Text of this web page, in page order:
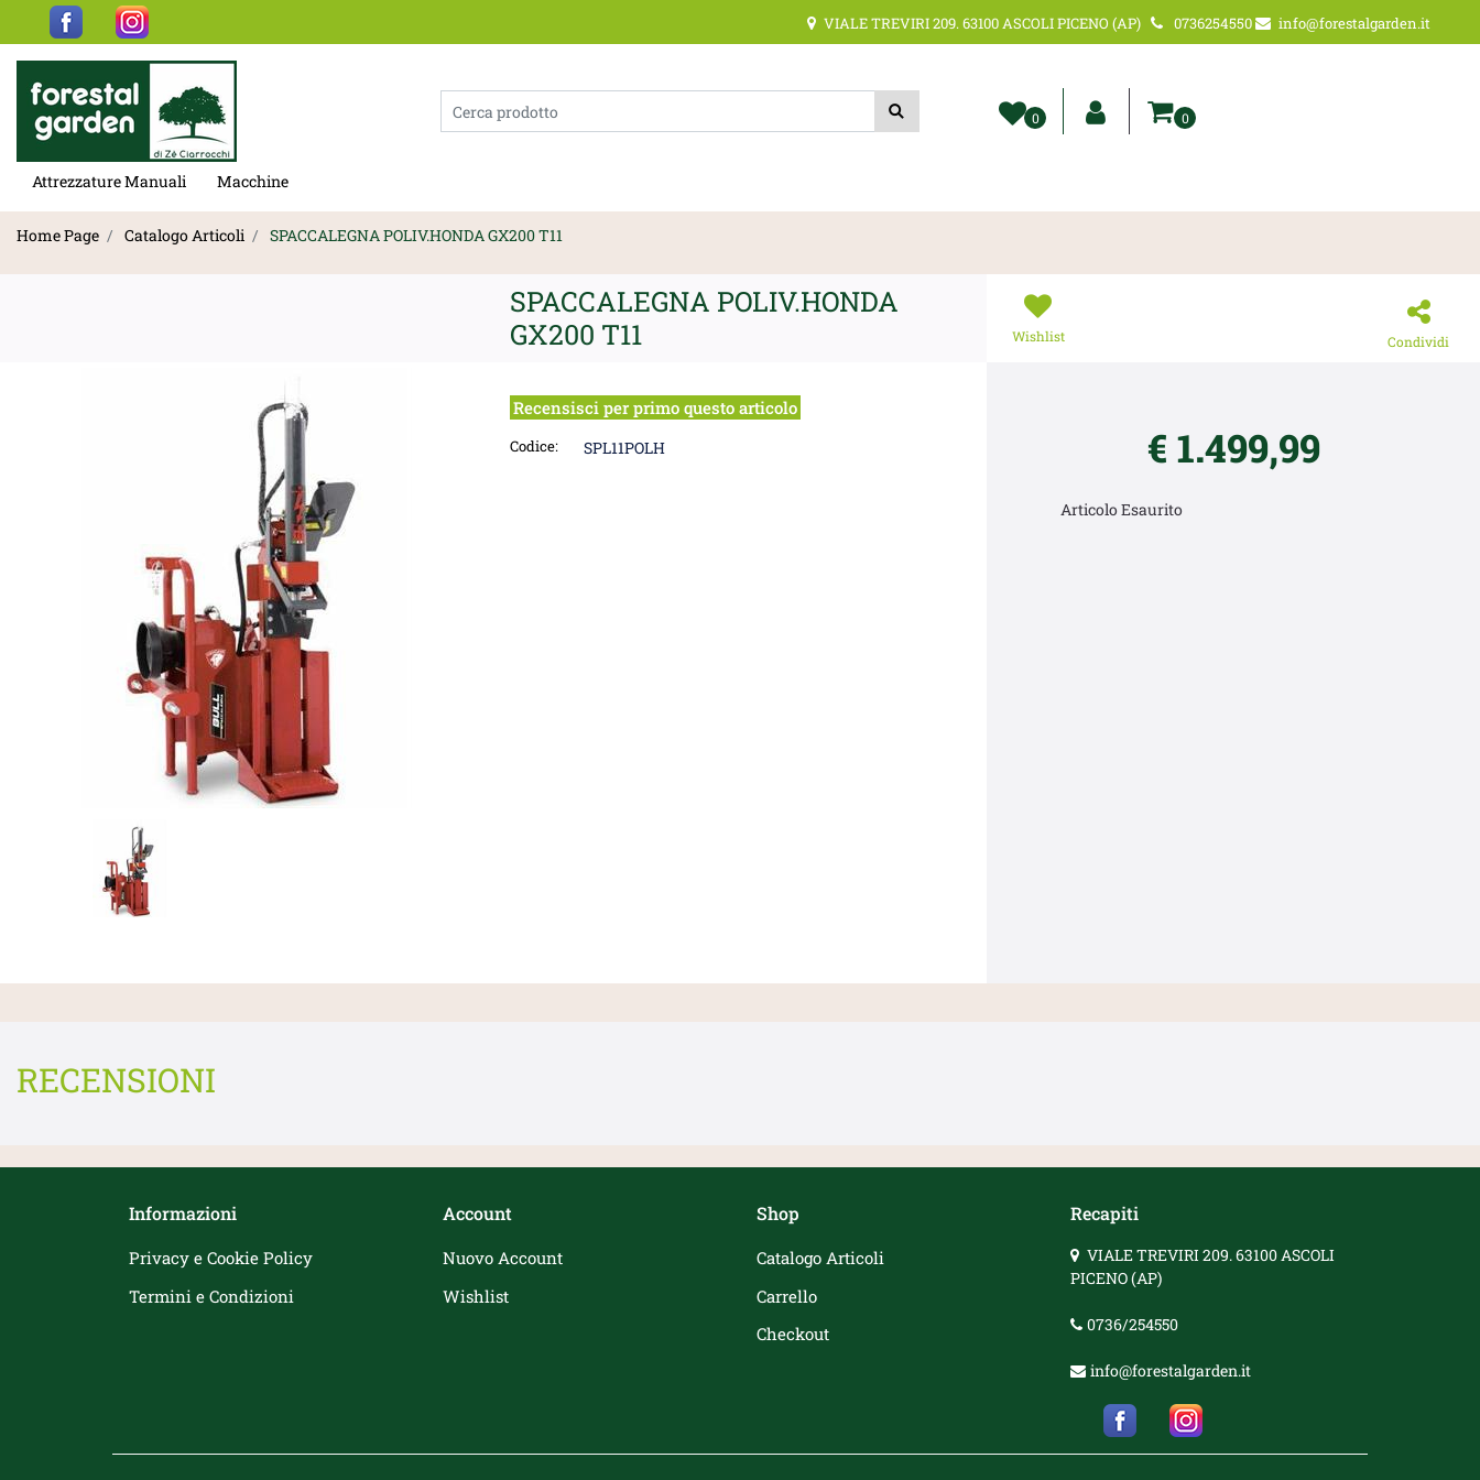
VIALE TREVIRI 209. 63100 ASCOLI PICENO (AP) 0736254550 info@forestalgarden.it
Attrezzature Manuali Macchine
La modifica di un filtro aggiorna automaticamente gli altri filtri disponibili.
0 0
Home Page Catalogo Articoli SPACCALEGNA POLIV.HONDA GX200 T11
SPACCALEGNA POLIV.HONDA
GX200 T11
Recensisci per primo questo articolo
Codice: SPL11POLH
Wishlist Condividi
€ 1.499,99
Articolo Esaurito
RECENSIONI
Informazioni
Privacy e Cookie Policy
Termini e Condizioni
Account
Nuovo Account
Wishlist
Shop
Catalogo Articoli
Carrello
Checkout
Recapiti
VIALE TREVIRI 209. 63100 ASCOLI
PICENO (AP)
0736/254550
info@forestalgarden.it